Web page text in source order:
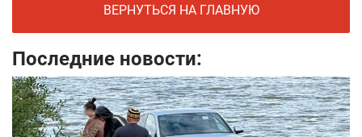
ВЕРНУТЬСЯ НА ГЛАВНУЮ
Последние новости: